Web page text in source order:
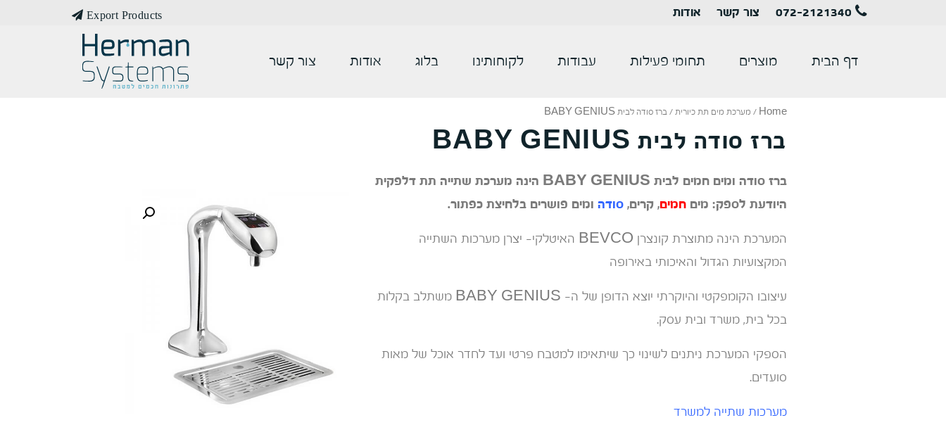
צור קשר אודות Export Products
דף הבית מוצרים תחומי פעילות עבודות לקוחותינו בלוג אודות צור קשר
Home
/ מערכת מים תת כיורית / ברז סודה לבית BABY GENIUS
ברז סודה לבית BABY GENIUS
ברז סודה ומים חמים לבית BABY GENIUS הינה מערכת שתייה תת דלפקית
היודעת לספק: מיםחמים, קרים,סודה ומים פושרים בלחיצת כפתור.
המערכת הינה מתוצרת קונצרן BEVCO האיטלקי- יצרן מערכות השתייה
המקצועיות הגדול והאיכותי באירופה
עיצובו הקומפקטי והיוקרתי יוצא הדופן של ה- BABY GENIUS משתלב בקלות
בכל בית, משרד ובית עסק.
הספקי המערכת ניתנים לשינוי כך שיתאימו למטבח פרטי ועד לחדר אוכל של מאות
סועדים.
מערכות שתייה למשרד